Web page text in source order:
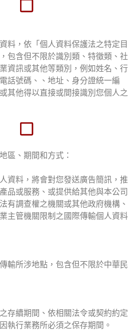
料，依「個人資料保護法之特定目
包含但不限於識別類、特徵類、社
資訊或其他等類別，例如姓名、行
話號碼、、地址、身分證統一編
其他得以直接或間接識別您個人之
區、期間和方式：
資料，將會對您發送廣告簡訊，推
品或服務、或提供給其他與本公司
有調查權之機關或其他政府機構、
主管機關限制之國際傳輸個人資料
輸所涉地點，包含但不限於中華民
存續期間、依相關法令或契約約定
執行業務所必須之保存期間。